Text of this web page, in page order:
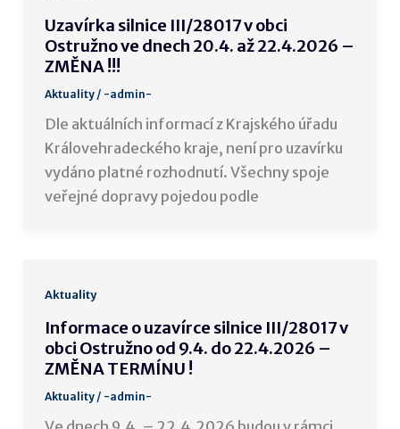
Uzavírka silnice III/28017 v obci
Ostružno ve dnech 20.4. až 22.4.2026 –
ZMĚNA !!!
Aktuality/ -admin-
Dle aktuálních informací z Krajského úřadu
Královehradeckého kraje, není pro uzavírku
vydáno platné rozhodnutí. Všechny spoje
veřejné dopravy pojedou podle
Aktuality
Informace o uzavírce silnice III/28017 v
obci Ostružno od 9.4. do 22.4.2026 –
ZMĚNA TERMÍNU !
Aktuality/ -admin-